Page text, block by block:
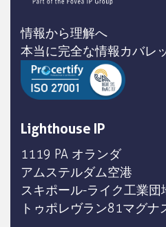
情報から理解へ
本当に完全な情報カバレ
Lighthouse IP
1119 PA オランダ
アムステルダム空港
スキポール-ライク工業団
トゥポレヴラン81マグナ